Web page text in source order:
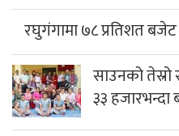
रघुगंगामा ७८ प्रतिशत
साउनको
३३